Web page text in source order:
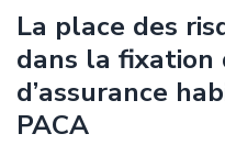
La place des
dans la fixation
d’assurance
PACA